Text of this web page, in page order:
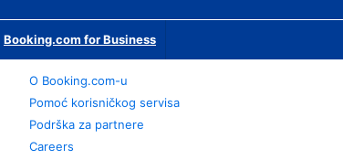
Booking.com for Business
О Booking.com-u
Pomoć korisničkog servisa
Podrška za partnere
Careers